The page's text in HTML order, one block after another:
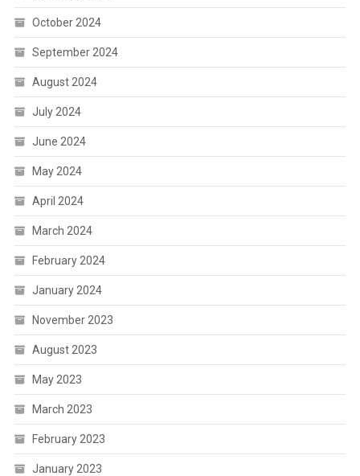
October 2024
September 2024
August 2024
July 2024
June 2024
May 2024
April 2024
March 2024
February 2024
January 2024
November 2023
August 2023
May 2023
March 2023
February 2023
January 2023